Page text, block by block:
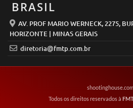
BRASIL
AV. PROF MARIO WERNECK, 2275,
HORIZONTE | MINAS GERAIS
diretoria@fmtp.com.br
Todos os direitos reservados à